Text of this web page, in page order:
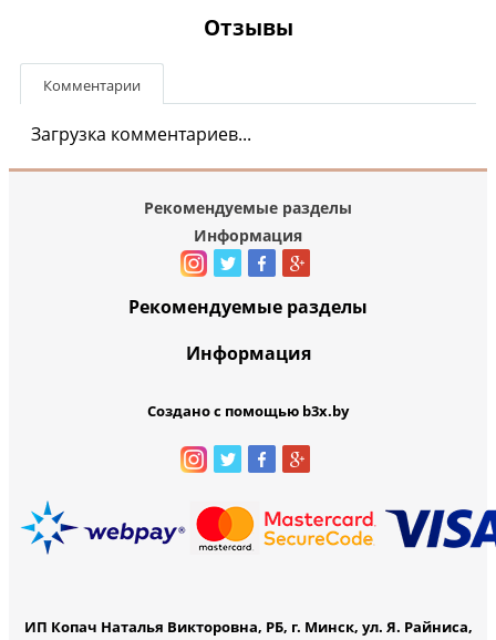
Отзывы
Комментарии
Загрузка комментариев...
Рекомендуемые разделы
Информация
Рекомендуемые разделы
Информация
Создано с помощью b3x.by
ИП Копач Наталья Викторовна, РБ, г. Минск, ул. Я. Райниса,